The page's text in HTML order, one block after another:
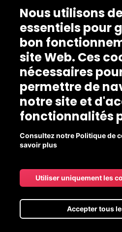
Nous utilisons
essentiels pour
bon
site Web. Ces
nécessaires
permettre de
notre site et
fonctionnalités
Consultez notre Politique de
savoir plus
Utiliser uniquement les
Accepter tous